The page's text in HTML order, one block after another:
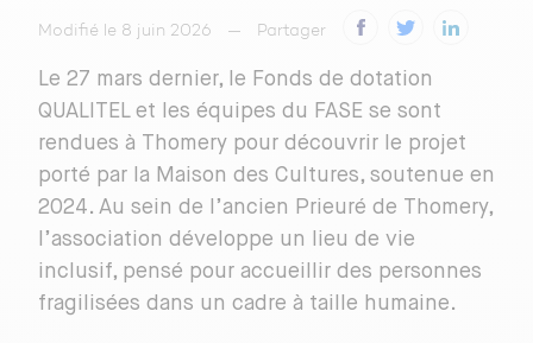
Modifié le 8 juin 2026 Partager
Le 27 mars dernier, le Fonds de dotation
QUALITEL et les équipes du FASE se sont
rendues à Thomery pour découvrir le projet
porté par la Maison des Cultures, soutenue en
2024. Au sein de l’ancien Prieuré de Thomery,
l’association développe un lieu de vie
inclusif, pensé pour accueillir des personnes
fragilisées dans un cadre à taille humaine.